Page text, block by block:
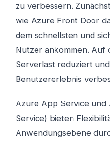
zu verbessern.
wie Azure Front Door
dem schnellsten und
Nutzer ankommen. Auf
Serverlast reduziert
Benutzererlebnis
Azure App Service und
Service) bieten
Anwendungsebene